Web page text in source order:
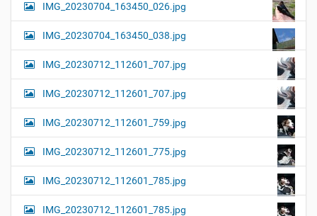
IMG_20230704_163450_026.jpg
IMG_20230704_163450_038.jpg
IMG_20230712_112601_707.jpg
IMG_20230712_112601_707.jpg
IMG_20230712_112601_759.jpg
IMG_20230712_112601_775.jpg
IMG_20230712_112601_785.jpg
IMG_20230712_112601_785.jpg